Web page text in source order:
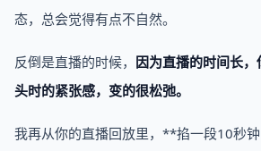
态，总会觉得有点不自然。
反倒是直播的时候， 因为直播的时间长
头时的紧张感，变的很松弛。
我再从你的直播回放里，**掐一段10秒